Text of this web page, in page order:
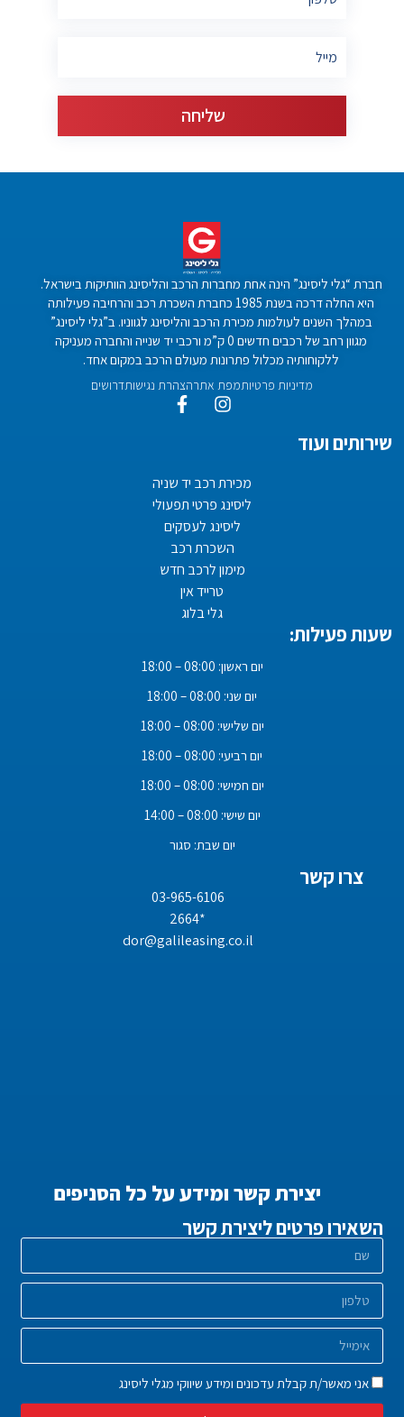
חברת “גלי ליסינג” הינה אחת מחברות הרכב והליסינג הוותיקות בישראל.
היא החלה דרכה בשנת 1985 כחברת השכרת רכב והרחיבה פעילותה
במהלך השנים לעולמות מכירת הרכב והליסינג לגווניו. ב”גלי ליסינג”
מגוון רחב של רכבים חדשים 0 ק”מ ורכבי יד שנייה והחברה מעניקה
ללקוחותיה מכלול פתרונות מעולם הרכב במקום אחד.
מדיניות פרטיותמפת אתרהצהרת נגישותדרושים
שירותים ועוד
מכירת רכב יד שניה
ליסינג פרטי תפעולי
ליסינג לעסקים
השכרת רכב
מימון לרכב חדש
טרייד אין
גלי בלוג
שעות פעילות:
יום ראשון: 08:00 – 18:00
יום שני: 08:00 – 18:00
יום שלישי: 08:00 – 18:00
יום רביעי: 08:00 – 18:00
יום חמישי: 08:00 – 18:00
יום שישי: 08:00 – 14:00
יום שבת: סגור
צרו קשר
03-965-6106
*2664
dor@galileasing.co.il
יצירת קשר ומידע על כל הסניפים
השאירו פרטים ליצירת קשר
אני מאשר/ת קבלת עדכונים ומידע שיווקי מגלי ליסינג